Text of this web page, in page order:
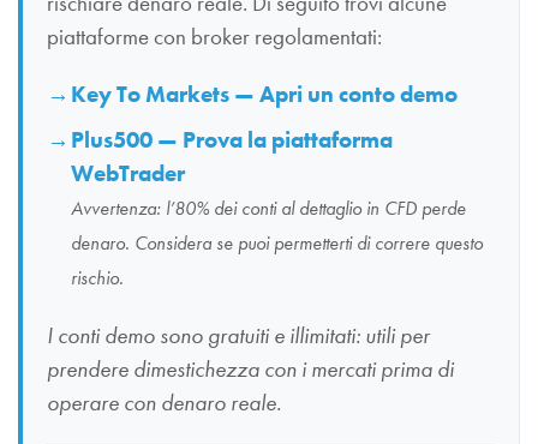
piattaforme con broker regolamentati:
Key To Markets — Apri un conto demo
Plus500 — Prova la piattaforma
WebTrader
Avvertenza: l’80% dei conti al dettaglio in CFD perde
denaro. Considera se puoi permetterti di correre questo
rischio.
I conti demo sono gratuiti e illimitati: utili per
prendere dimestichezza con i mercati prima di
operare con denaro reale.